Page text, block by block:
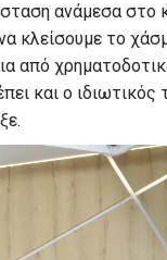
ανάμεσα στο
κλείσουμε το
από
και ο ιδιωτικός